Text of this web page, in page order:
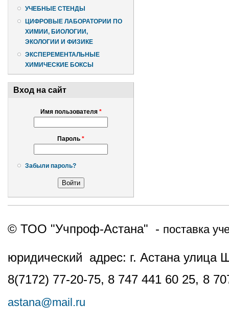
УЧЕБНЫЕ СТЕНДЫ
ЦИФРОВЫЕ ЛАБОРАТОРИИ ПО
ХИМИИ, БИОЛОГИИ,
ЭКОЛОГИИ И ФИЗИКЕ
ЭКСПЕРЕМЕНТАЛЬНЫЕ
ХИМИЧЕСКИЕ БОКСЫ
Вход на сайт
Имя пользователя *
Пароль *
Забыли пароль?
© ТОО "Учпроф-Астана" - поставка
юридический адрес: г. Астана
8(7172) 77-20-75, 8 747 441 60 25, 8
astana@mail.ru